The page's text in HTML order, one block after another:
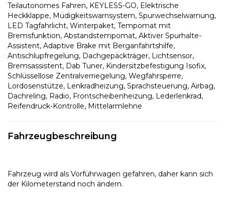
Teilautonomes Fahren, KEYLESS-GO, Elektrische
Heckklappe, Müdigkeitswarnsystem, Spurwechselwarnung,
LED Tagfahrlicht, Winterpaket, Tempomat mit
Bremsfunktion, Abstandstempomat, Aktiver Spurhalte-
Assistent, Adaptive Brake mit Berganfahrtshilfe,
Antischlupfregelung, Dachgepäckträger, Lichtsensor,
Bremsassistent, Dab Tuner, Kindersitzbefestigung Isofix,
Schlüssellose Zentralverriegelung, Wegfahrsperre,
Lordosenstütze, Lenkradheizung, Sprachsteuerung, Airbag,
Dachreling, Radio, Frontscheibenheizung, Lederlenkrad,
Reifendruck-Kontrolle, Mittelarmlehne
Fahrzeugbeschreibung
Fahrzeug wird als Vorführwagen gefahren, daher kann sich
der Kilometerstand noch ändern.